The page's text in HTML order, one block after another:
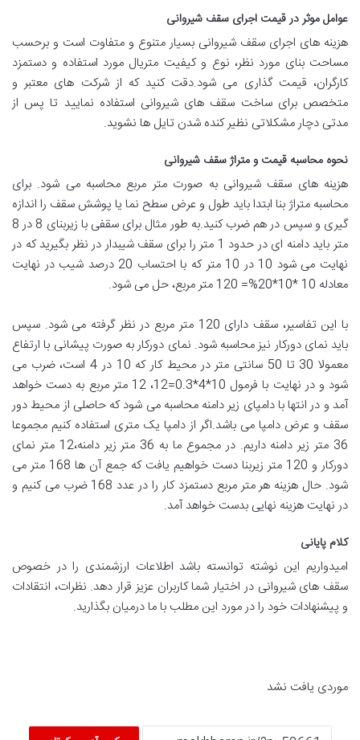
عوامل موثر در قیمت اجرای سقف شیروانی
هزینه های اجرای سقف شیروانی بسیار متنوع و متفاوت است و برحسب
مساحت بنای مورد نظر، نوع و کیفیت متریال مورد استفاده و دستمزد
کارگران، قیمت گذاری می شود.دقت کنید که از شرکت های معتبر و
متخصص برای ساخت سقف های شیروانی استفاده نمایید تا پس از
مدتی دچار مشکلاتی نظیر کنده شدن تایل ها نشوید.
نحوه محاسبه قیمت و متراژ سقف شیروانی
هزینه های سقف شیروانی به صورت متر مربع محاسبه می شود. برای
محاسبه متراژ بنا ابتدا باید طول و عرض سطح نما یا پوشش سقف را اندازه
گیری و سپس در هم ضرب کنید.به طور مثال برای سقفی با زیربنای 8 در 8
متر باید دامنه ای در حدود 1 متر را برای سقف شیبدار در نظر بگیرید که در
نهایت می شود 10 در 10 متر که با احتساب 20 درصد شیب در نهایت
معادله 10 *10*20%= 120 متر مربع، حل می شود.
با این تفاسیر، سقف دارای 120 متر مربع در نظر گرفته می شود. سپس
باید نمای دورکار نیز محاسبه شود. نمای دورکار به صورت پیشانی با ارتفاع
معمولا 30 تا 50 سانتی متر در محیط کار که 10 در 4 است، ضرب می
شود و در نهایت با فرمول 10*4*0.3=12، 12 متر مربع به دست خواهد
آمد و در انتها با دامپای زیر دامنه محاسبه می شود که حاصلی از محیط دور
سقف و عرض دامپا می باشد.اگر از دامپا یک متری استفاده کنیم مجموعا
36 متر زیر دامنه داریم. در مجموع ما به 36 متر زیر دامنه،12 متر نمای
دورکار و 120 متر زیربنا دست خواهیم یافت که جمع آن ها 168 متر می
شود. حال هزینه هر متر مربع دستمزد کار را در عدد 168 ضرب می کنیم و
در نهایت هزینه نهایی بدست خواهد آمد.
کلام پایانی
امیدواریم این نوشته توانسته باشد اطلاعات ارزشمندی را در خصوص
سقف های شیروانی در اختیار شما کاربران عزیز قرار دهد. نظرات، انتقادات
و پیشنهادات خود را در مورد این مطلب با ما درمیان بگذارید.
موردی یافت نشد